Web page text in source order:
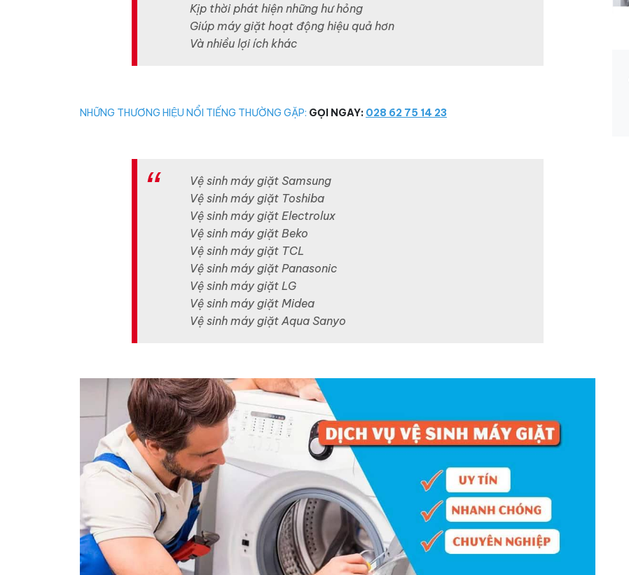
Kịp thời phát hiện những hư hỏng
Giúp máy giặt hoạt động hiệu quả hơn
Và nhiều lợi ích khác
NHỮNG THƯƠNG HIỆU NỔI TIẾNG THƯỜNG GẶP: GỌI NGAY: 028 62 75 14 23
Vệ sinh máy giặt Samsung
Vệ sinh máy giặt Toshiba
Vệ sinh máy giặt Electrolux
Vệ sinh máy giặt Beko
Vệ sinh máy giặt TCL
Vệ sinh máy giặt Panasonic
Vệ sinh máy giặt LG
Vệ sinh máy giặt Midea
Vệ sinh máy giặt Aqua Sanyo